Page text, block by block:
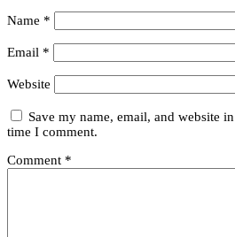
Name *
Email *
Website
Save my name, email, and website
time I comment.
Comment *